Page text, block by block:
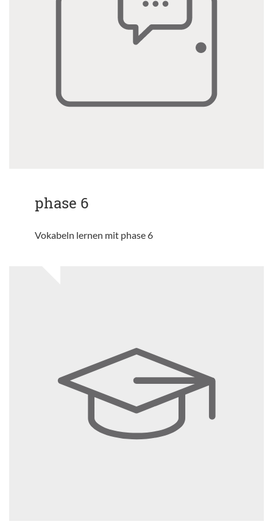
phase 6
Vokabeln lernen mit phase 6